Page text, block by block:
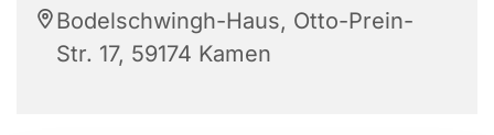
Bodelschwingh-Haus, Otto-Prein-
Str. 17, 59174 Kamen